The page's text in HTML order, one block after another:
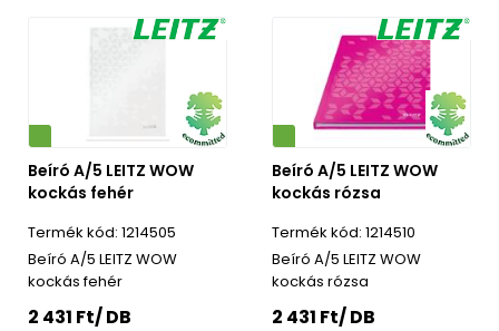
Beíró A/5 LEITZ WOW
kockás fehér
1214505
Beíró A/5 LEITZ WOW
kockás fehér
2 431 Ft/ DB
Környezetbarát
Beíró A/5 LEITZ WOW
kockás rózsa
1214510
Beíró A/5 LEITZ WOW
kockás rózsa
2 431 Ft/ DB